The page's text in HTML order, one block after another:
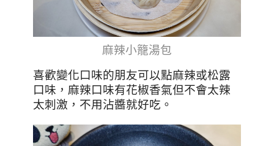
麻辣小籠湯包
喜歡變化口味的朋友可以點麻辣或松露
口味，麻辣口味有花椒香氣但不會太辣
太刺激，不用沾醬就好吃。